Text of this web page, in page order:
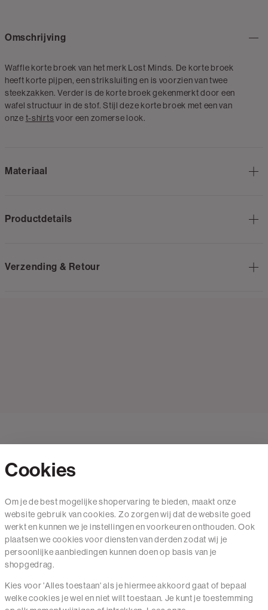
Omschrijving
Waffle korte broek van het merk Lost Minds. De korte broek
heeft korte pijpen, een striksluiting en is voorzien van twee
steekzakken. Verder is de korte broek gekenmerkt door een
wafel structuur in de stof. Stijl deze korte broek met een van
onze t-shirtsvoor een zomerse look.
Materiaal
Productdetails
Verzending & Retour
Mail ons
020 - 3412 650
Van maandag t/m vrijdag van 8.30 uur tot 18.00 uur.
Service
Cookies
Om je de best mogelijke shopervaring te bieden, maakt onze
website gebruik van cookies. Zo zorgen wij dat de website goed
werkt en kunnen we je instellingen en voorkeuren onthouden. Ook
plaatsen we cookies voor diensten van derden zodat wij je
persoonlijke aanbiedingen kunnen doen op basis van je
shopgedrag.
Kies voor 'Alles toestaan' als je hiermee akkoord gaat of bepaal
welke cookies je wel en niet wilt toestaan. Je kunt je toestemming